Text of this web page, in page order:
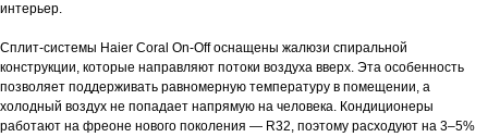
интерьер.
Сплит-системы Haier Coral On-Off оснащены жалюзи спиральной
конструкции, которые направляют потоки воздуха вверх. Эта особенность
позволяет поддерживать равномерную температуру в помещении, а
холодный воздух не попадает напрямую на человека. Кондиционеры
работают на фреоне нового поколения — R32, поэтому расходуют на 3–5%